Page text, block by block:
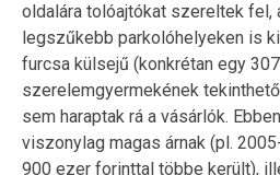
oldalára tolóajtókat szereltek fel,
legszűkebb parkolóhelyeken is
furcsa külsejű (konkrétan egy
szerelemgyermekének
sem haraptak rá a vásárlók.
viszonylag magas árnak (pl.
900 ezer forinttal többe került),